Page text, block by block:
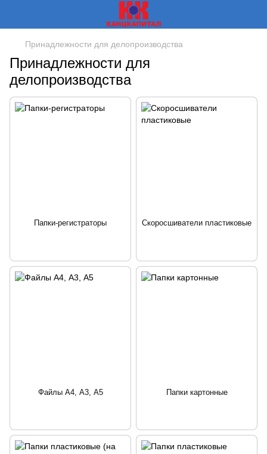
Принадлежности для делопроизводства
Принадлежности для
делопроизводства
Папки-регистраторы Скоросшиватели пластиковые
Файлы А4, А3, А5 Папки картонные